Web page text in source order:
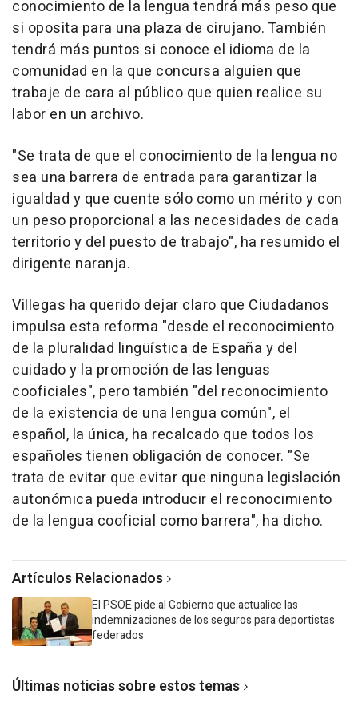
conocimiento de la lengua tendrá más peso que
si oposita para una plaza de cirujano. También
tendrá más puntos si conoce el idioma de la
comunidad en la que concursa alguien que
trabaje de cara al público que quien realice su
labor en un archivo.
"Se trata de que el conocimiento de la lengua no
sea una barrera de entrada para garantizar la
igualdad y que cuente sólo como un mérito y con
un peso proporcional a las necesidades de cada
territorio y del puesto de trabajo", ha resumido el
dirigente naranja.
Villegas ha querido dejar claro que Ciudadanos
impulsa esta reforma "desde el reconocimiento
de la pluralidad lingüística de España y del
cuidado y la promoción de las lenguas
cooficiales", pero también "del reconocimiento
de la existencia de una lengua común", el
español, la única, ha recalcado que todos los
españoles tienen obligación de conocer. "Se
trata de evitar que evitar que ninguna legislación
autonómica pueda introducir el reconocimiento
de la lengua cooficial como barrera", ha dicho.
Artículos Relacionados
El PSOE pide al Gobierno que actualice las
indemnizaciones de los seguros para deportistas
federados
Últimas noticias sobre estos temas